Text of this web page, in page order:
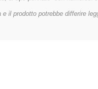
il prodotto potrebbe differire